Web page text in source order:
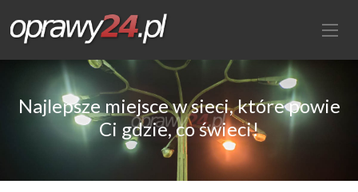
Najlepsze miejsce w sieci, które powie
Ci gdzie, co świeci!